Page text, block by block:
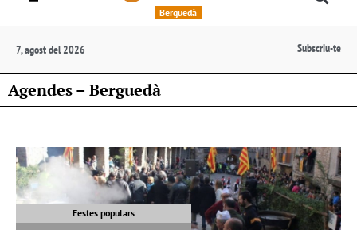
Berguedà
7, agost del 2026 Subscriu-te
Agendes – Berguedà
Festes populars